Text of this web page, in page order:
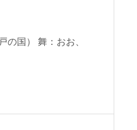
国） 舞：おお、